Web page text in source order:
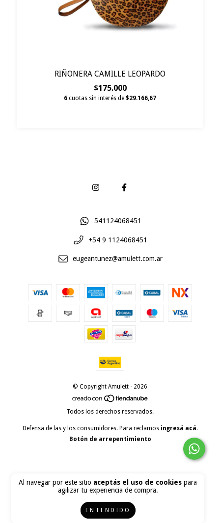
Al navegar por este sitio aceptás el uso de cookies para
agilizar tu experiencia de compra.
ENTENDIDO
RIÑONERA CAMILLE LEOPARDO
$175.000
6 cuotas sin interés de $29.166,67
541124068451
+54 9 1124068451
eugeantunez@amulett.com.ar
© Copyright Amulett - 2026
Todos los derechos reservados.
Defensa de las y los consumidores. Para reclamos ingresá acá.
Botón de arrepentimiento